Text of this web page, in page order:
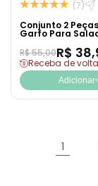
(7)
Conjunto 2
Garfo Para
R$ 55,00R$
Receba de
Adicionar
1